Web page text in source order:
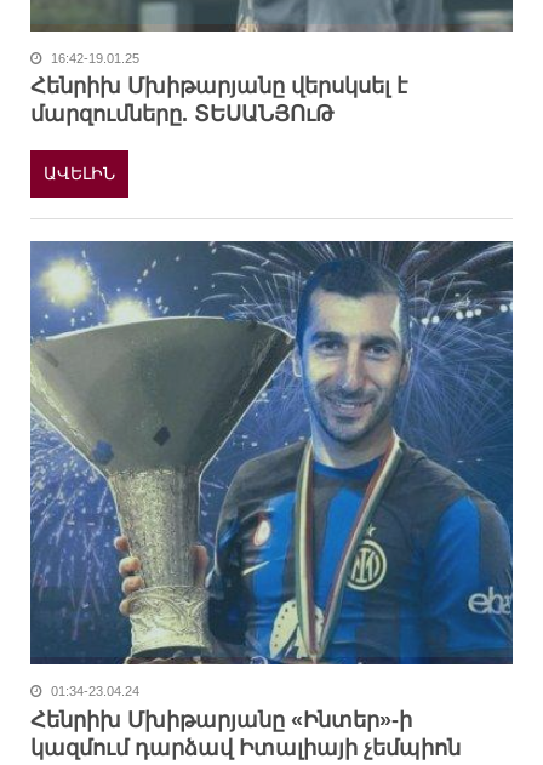
16:42-19.01.25
Հենրիխ Մխիթարյանը վերսկսել է
մարզումները. ՏԵՍԱՆՅՈւԹ
ԱՎԵԼԻՆ
01:34-23.04.24
Հենրիխ Մխիթարյանը «Ինտեր»-ի
կազմում դարձավ Իտալիայի չեմպիոն